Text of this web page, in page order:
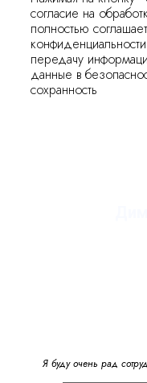
согласие на
полностью
передачу
данные в
сохранность
Я буду очень рад сотруд